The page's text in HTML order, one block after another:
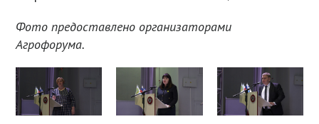
Фото предоставлено организаторами
Агрофорума.